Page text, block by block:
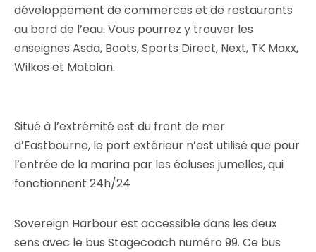
développement de commerces et de restaurants
au bord de l’eau. Vous pourrez y trouver les
enseignes Asda, Boots, Sports Direct, Next, TK Maxx,
Wilkos et Matalan.
Situé à l’extrémité est du front de mer
d’Eastbourne, le port extérieur n’est utilisé que pour
l’entrée de la marina par les écluses jumelles, qui
fonctionnent 24h/24
Sovereign Harbour est accessible dans les deux
sens avec le bus Stagecoach numéro 99. Ce bus